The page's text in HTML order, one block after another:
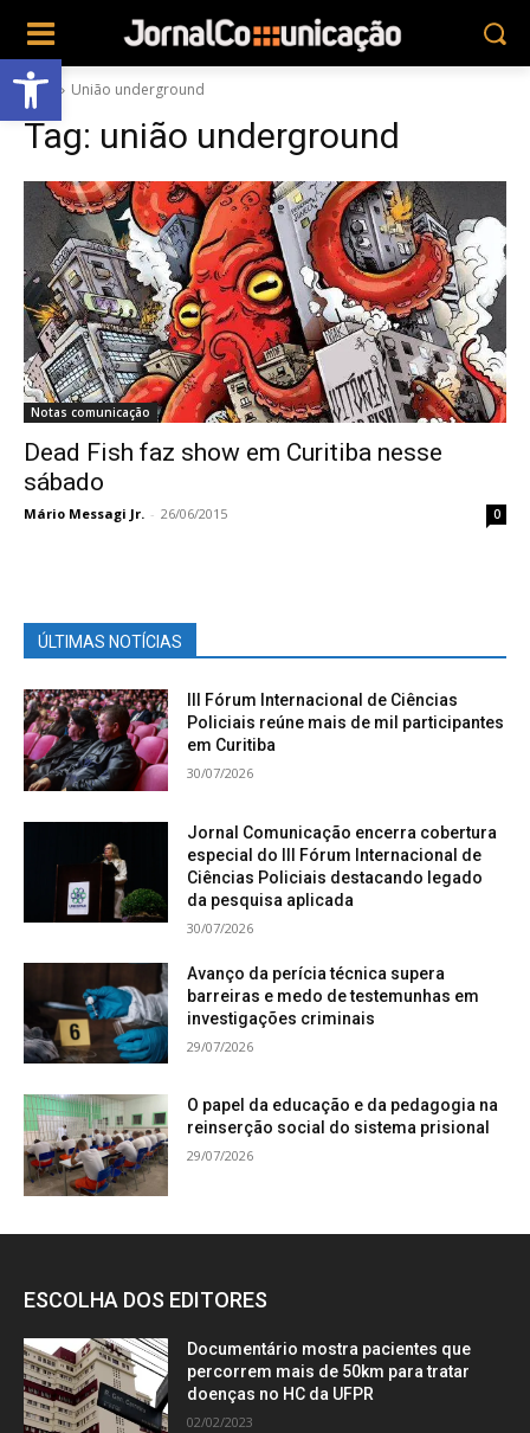
Abrir a barra de ferramentas
Tags União underground
Tag: união underground
Notas comunicação
Dead Fish faz show em Curitiba nesse
sábado
Mário Messagi Jr. - 26/06/2015 0
ÚLTIMAS NOTÍCIAS
III Fórum Internacional de Ciências
Policiais reúne mais de mil participantes
em Curitiba
30/07/2026
Jornal Comunicação encerra cobertura
especial do III Fórum Internacional de
Ciências Policiais destacando legado
da pesquisa aplicada
30/07/2026
Avanço da perícia técnica supera
barreiras e medo de testemunhas em
investigações criminais
29/07/2026
O papel da educação e da pedagogia na
reinserção social do sistema prisional
29/07/2026
ESCOLHA DOS EDITORES
Documentário mostra pacientes que
percorrem mais de 50km para tratar
doenças no HC da UFPR
02/02/2023